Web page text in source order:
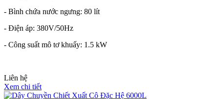
- Bình chứa nước ngưng: 80 lít
- Điện áp: 380V/50Hz
- Công suất mô tơ khuấy: 1.5 kW
Liên hệ
Xem chi tiết